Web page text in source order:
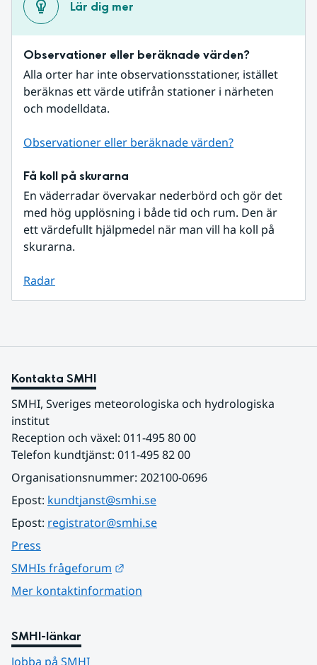
Lär dig mer
Observationer eller beräknade värden?
Alla orter har inte observationsstationer, istället
beräknas ett värde utifrån stationer i närheten
och modelldata.
Observationer eller beräknade värden?
Få koll på skurarna
En väderradar övervakar nederbörd och gör det
med hög upplösning i både tid och rum. Den är
ett värdefullt hjälpmedel när man vill ha koll på
skurarna.
Radar
Kontakta SMHI
SMHI, Sveriges meteorologiska och hydrologiska
institut
Reception och växel: 011-495 80 00
Telefon kundtjänst: 011-495 82 00
Organisationsnummer: 202100-0696
Epost: kundtjanst@smhi.se
Epost: registrator@smhi.se
Press
SMHIs frågeforum
Mer kontaktinformation
SMHI-länkar
Jobba på SMHI